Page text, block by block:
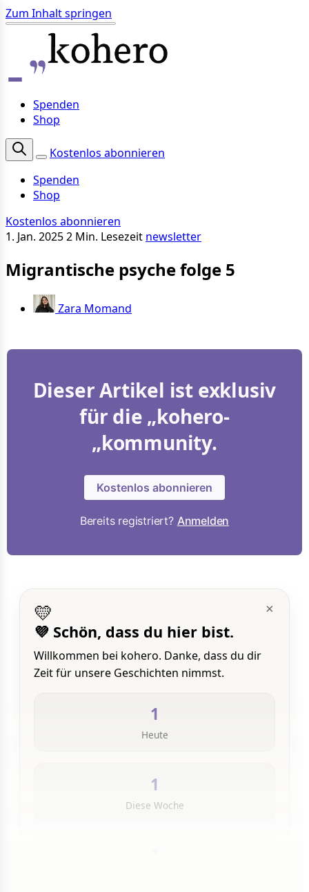
Zum Inhalt springen
Spenden
Shop
Kostenlos abonnieren
Spenden
Shop
Kostenlos abonnieren
1. Jan. 20252 Min. Lesezeit newsletter
Migrantische psyche folge 5
Zara Momand
Dieser Artikel ist exklusiv
für die „kohero-
„kommunity.
Kostenlos abonnieren
Bereits registriert? Anmelden
×
💛
💜 Schön, dass du hier bist.
Willkommen bei kohero. Danke, dass du dir
Zeit für unsere Geschichten nimmst.
1
Heute
1
Diese Woche